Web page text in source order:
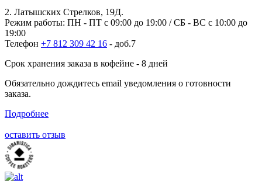
2. Латышских Стрелков, 19Д.
Режим работы: ПН - ПТ с 09:00 до 19:00 / СБ - ВС с 10:00 до
19:00
Телефон +7 812 309 42 16 - доб.7
Срок хранения заказа в кофейне - 8 дней
Обязательно дождитесь email уведомления о готовности
заказа.
Подробнее
оставить отзыв